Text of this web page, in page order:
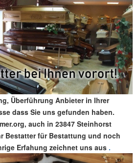
Überführung Anbieter in Ihrer
dass Sie uns gefunden haben.
auch in 23847 Steinhorst
Bestatter für Bestattung und noch
Erfahung zeichnet uns aus .